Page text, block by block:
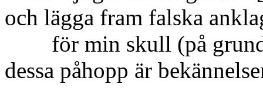
och lägga fram falska
för min skull (på
dessa påhopp är